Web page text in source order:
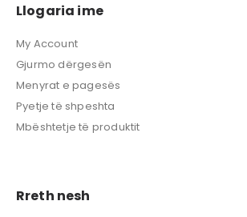
Llogaria ime
My Account
Gjurmo dërgesën
Menyrat e pagesës
Pyetje të shpeshta
Mbështetje të produktit
Rreth nesh